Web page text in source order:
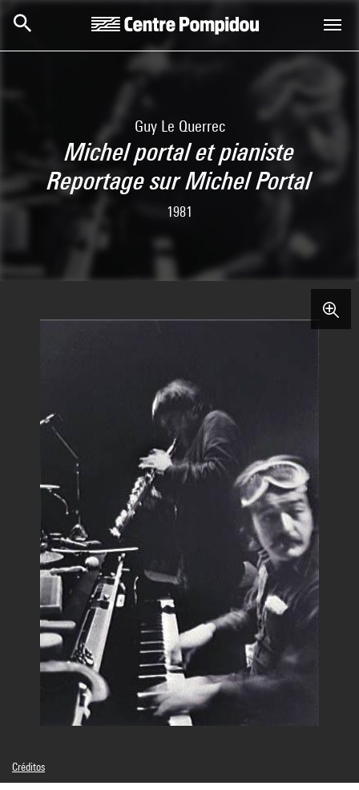
Guy Le Querrec
Michel portal et pianiste
Reportage sur Michel Portal
1981
Créditos
© Guy Le Querrec / Magnum Photos